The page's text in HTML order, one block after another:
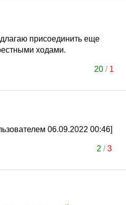
присоединить еще
ходами.
20 / 1
06.09.2022 00:46]
2 /3